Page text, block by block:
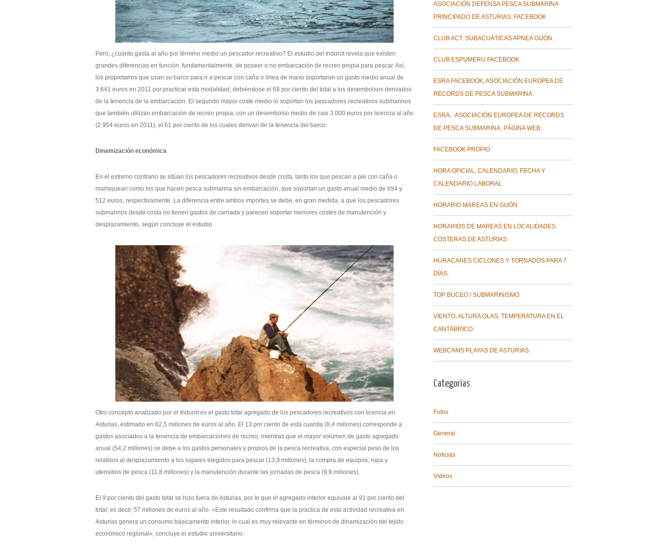
Pero, ¿cuánto gasta al año por término medio un pescador recreativo? El estudio del Indurot revela que existen
grandes diferencias en función, fundamentalmente, de poseer o no embarcación de recreo propia para pescar. Así,
los propietarios que usan su barco para ir a pescar con caña o línea de mano soportaron un gasto medio anual de
3.641 euros en 2011 por practicar esta modalidad, debiéndose el 68 por ciento del total a los desembolsos derivados
de la tenencia de la embarcación. El segundo mayor coste medio lo soportan los pescadores recreativos submarinos
que también utilizan embarcación de recreo propia, con un desembolso medio de casi 3.000 euros por licencia al año
(2.954 euros en 2011), el 61 por ciento de los cuales derivan de la tenencia del barco.
Dinamización económica
En el extremo contrario se sitúan los pescadores recreativos desde costa, tanto los que pescan a pie con caña o
marisquean como los que hacen pesca submarina sin embarcación, que soportan un gasto anual medio de 694 y
512 euros, respectivamente. La diferencia entre ambos importes se debe, en gran medida, a que los pescadores
submarinos desde costa no tienen gastos de carnada y parecen soportar menores costes de manutención y
desplazamiento, según concluye el estudio.
Otro concepto analizado por el Indurot es el gasto total agregado de los pescadores recreativos con licencia en
Asturias, estimado en 62,5 millones de euros al año. El 13 por ciento de esta cuantía (8,4 millones) corresponde a
gastos asociados a la tenencia de embarcaciones de recreo, mientras que el mayor volumen de gasto agregado
anual (54,2 millones) se debe a los gastos personales y propios de la pesca recreativa, con especial peso de los
relativos al desplazamiento a los lugares elegidos para pescar (13,9 millones), la compra de equipos, ropa y
utensilios de pesca (11,8 millones) y la manutención durante las jornadas de pesca (9,9 millones).
El 9 por ciento del gasto total se hizo fuera de Asturias, por lo que el agregado interior equivale al 91 por ciento del
total; es decir, 57 millones de euros al año. «Este resultado confirma que la práctica de esta actividad recreativa en
Asturias genera un consumo básicamente interior, lo cual es muy relevante en términos de dinamización del tejido
económico regional», concluye el estudio universitario.
ASOCIACIÓN DEFENSA PESCA SUBMARINA
PRINCIPADO DE ASTURIAS. FACEBOOK
CLUB ACT. SUBACUÁTICAS APNEA GIJÓN.
CLUB ESPUMERU FACEBOOK
ESRA FACEBOOK, ASOCIACIÓN EUROPEA DE
RECORDS DE PESCA SUBMARINA
ESRA, -ASOCIACIÓN EUROPEA DE RECORDS
DE PESCA SUBMARINA, PÁGINA WEB
FACEBOOK PROPIO
HORA OFICIAL, CALENDARIO, FECHA Y
CALENDARIO LABORAL
HORARIO MAREAS EN GIJÓN
HORARIOS DE MAREAS EN LOCALIDADES
COSTERAS DE ASTURIAS
HURACANES CICLONES Y TORNADOS PARA 7
DÍAS.
TOP BUCEO / SUBMARINISMO
VIENTO, ALTURA OLAS, TEMPERATURA EN EL
CANTÁBRICO.
WEBCAMS PLAYAS DE ASTURIAS.
Categorías
Fotos
General
Noticias
Videos